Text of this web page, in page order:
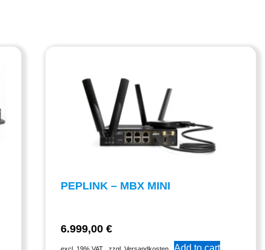
PEPLINK – MBX MINI
6.999,00€